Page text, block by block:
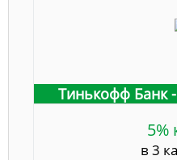
Тинькофф Банк
5%
в 3